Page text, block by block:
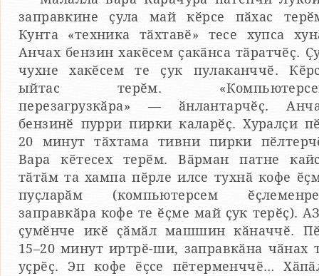
заправкине ҫула май кӗрсе пӑхас
Кунта «техника тӑхтавӗ» тесе хупса
Анчах бензин хакӗсем ҫакӑнса тӑратчӗҫ.
чухне хакӗсем те ҫук пулаканччӗ.
ыйтас терӗм.
перезагрузкӑра» — ӑнлантарчӗҫ.
бензинӗ пурри пирки каларӗҫ. Хуралҫи
20 минут тӑхтама тивни пирки
Вара кӗтесех терӗм. Вӑрман патне
тӑтӑм та хампа пӗрле илсе тухнӑ кофе
пуҫларӑм (компьютерсем
заправкӑра кофе те ӗҫме май ҫук терӗҫ).
ҫумӗнче икӗ ҫӑмӑл машшин кӑначчӗ.
15–20 минут иртрӗ-ши, заправкӑна чӑнах
уҫрӗҫ. Эп кофе ӗҫсе пӗтерменччӗ…